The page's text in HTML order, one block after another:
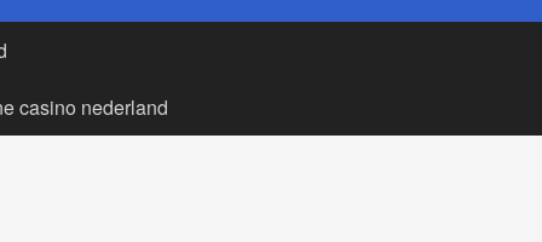
casino nederland